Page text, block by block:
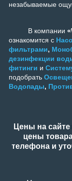
незабываемые
В компании
ознакомится с
фильтрами,
дезинфекции
фитинги и
подобрать
Водопады,
Цены на сайте
цены
телефона и